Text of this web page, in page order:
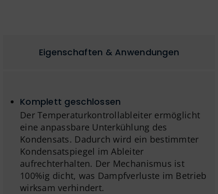
Eigenschaften & Anwendungen
Komplett geschlossen
Der Temperaturkontrollableiter ermöglicht
eine anpassbare Unterkühlung des
Kondensats. Dadurch wird ein bestimmter
Kondensatspiegel im Ableiter
aufrechterhalten. Der Mechanismus ist
100%ig dicht, was Dampfverluste im Betrieb
wirksam verhindert.